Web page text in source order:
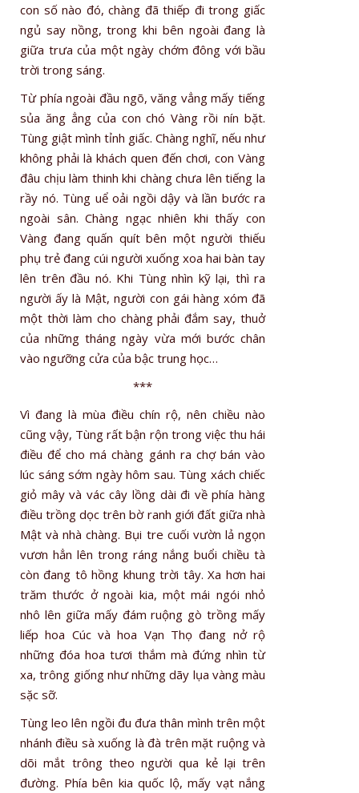
con số nào đó, chàng đã thiếp đi trong giấc
ngủ say nồng, trong khi bên ngoài đang là
giữa trưa của một ngày chớm đông với bầu
trời trong sáng.
Từ phía ngoài đầu ngõ, văng vẳng mấy tiếng
sủa ăng ẳng của con chó Vàng rồi nín bặt.
Tùng giật mình tỉnh giấc. Chàng nghĩ, nếu như
không phải là khách quen đến chơi, con Vàng
đâu chịu làm thinh khi chàng chưa lên tiếng la
rầy nó. Tùng uể oải ngồi dậy và lần bước ra
ngoài sân. Chàng ngạc nhiên khi thấy con
Vàng đang quấn quít bên một người thiếu
phụ trẻ đang cúi người xuống xoa hai bàn tay
lên trên đầu nó. Khi Tùng nhìn kỹ lại, thì ra
người ấy là Mật, người con gái hàng xóm đã
một thời làm cho chàng phải đắm say, thuở
của những tháng ngày vừa mới bước chân
vào ngưỡng cửa của bậc trung học…
***
Vì đang là mùa điều chín rộ, nên chiều nào
cũng vậy, Tùng rất bận rộn trong việc thu hái
điều để cho má chàng gánh ra chợ bán vào
lúc sáng sớm ngày hôm sau. Tùng xách chiếc
giỏ mây và vác cây lồng dài đi về phía hàng
điều trồng dọc trên bờ ranh giới đất giữa nhà
Mật và nhà chàng. Bụi tre cuối vườn lả ngọn
vươn hẳn lên trong ráng nắng buổi chiều tà
còn đang tô hồng khung trời tây. Xa hơn hai
trăm thước ở ngoài kia, một mái ngói nhỏ
nhô lên giữa mấy đám ruộng gò trồng mấy
liếp hoa Cúc và hoa Vạn Thọ đang nở rộ
những đóa hoa tươi thắm mà đứng nhìn từ
xa, trông giống như những dãy lụa vàng màu
sặc sỡ.
Tùng leo lên ngồi đu đưa thân mình trên một
nhánh điều sà xuống là đà trên mặt ruộng và
dõi mắt trông theo người qua kẻ lại trên
đường. Phía bên kia quốc lộ, mấy vạt nắng